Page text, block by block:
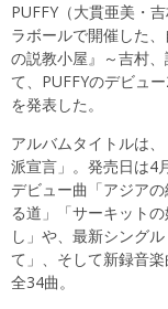
PUFFY（大貫亜美・
ラボールで開催した
の説教小屋』～吉村
て、PUFFYのデビュ
を発表した。
アルバムタイトルは
派宣言」。発売日は4
デビュー曲「アジア
る道」「サーキット
し」や、最新シング
て」、そして新録音
全34曲。